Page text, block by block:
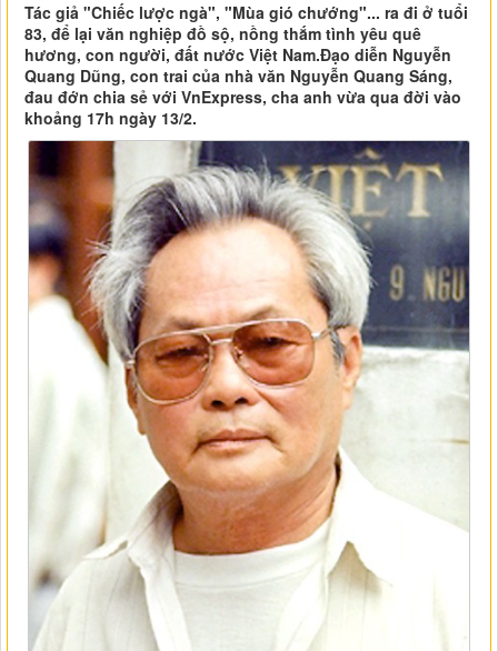
Tác giả "Chiếc lược ngà", "Mùa gió chướng"... ra đi ở tuổi
83, để lại văn nghiệp đồ sộ, nồng thắm tình yêu quê
hương, con người, đất nước Việt Nam.Đạo diễn Nguyễn
Quang Dũng, con trai của nhà văn Nguyễn Quang Sáng,
đau đớn chia sẻ với VnExpress, cha anh vừa qua đời vào
khoảng 17h ngày 13/2.